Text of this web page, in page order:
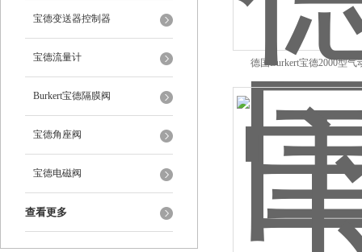
宝德变送器控制器
宝德流量计
Burkert宝德隔膜阀
宝德角座阀
宝德电磁阀
查看更多
德国Burkert宝德2000型气
00001368